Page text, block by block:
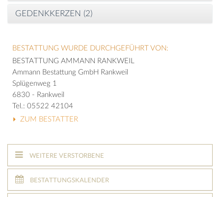
GEDENKKERZEN (2)
BESTATTUNG WURDE DURCHGEFÜHRT VON:
BESTATTUNG AMMANN RANKWEIL
Ammann Bestattung GmbH Rankweil
Splügenweg 1
6830 - Rankweil
Tel.: 05522 42104
ZUM BESTATTER
WEITERE VERSTORBENE
BESTATTUNGSKALENDER